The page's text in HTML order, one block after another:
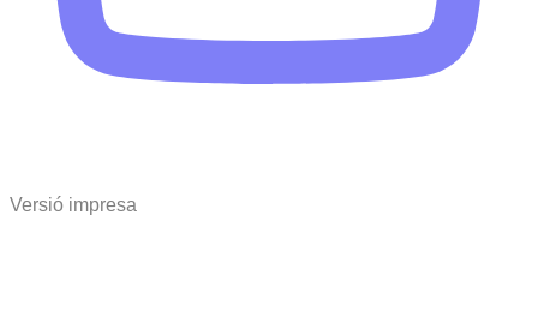
Versió impresa